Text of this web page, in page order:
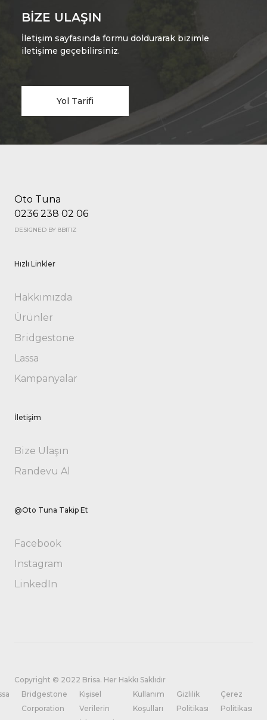
BIZE ULAŞIN
İletişim sayfasında formu doldurarak bizimle
iletişime geçebilirsiniz.
Yol Tarifi
Oto Tuna
0236 238 02 06
DESIGNED BY 8BITIZ
Hızlı Linkler
Hakkımızda
Ürünler
Bridgestone
Lassa
Kampanyalar
İletişim
Bize Ulaşın
Randevu Al
@Oto Tuna Takip Et
Facebook
Instagram
LinkedIn
Copyright © 2022 Brisa. Her Hakkı Saklıdır
Bridgestone
Corporation
Kişisel
Verilerin
Kullanım
Koşulları
Gizlilik
Politikası
Çerez
Politikası